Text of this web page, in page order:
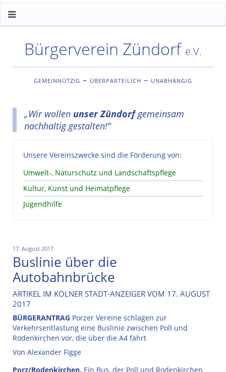
Bürgerverein Zündorf e.V.
gemeinnützig – überparteilich – unabhängig
„Wir wollen unser Zündorfgemeinsam
nachhaltig gestalten!“
Unsere Vereinszwecke sind die Förderung von:
Umwelt-, Naturschutz und Landschaftspflege
Kultur, Kunst und Heimatpflege
Jugendhilfe
17. August 2017
Buslinie über die
Autobahnbrücke
ARTIKEL IM KÖLNER STADT-ANZEIGER VOM 17. AUGUST
2017
BÜRGERANTRAG Porzer Vereine schlagen zur
Verkehrsentlastung eine Buslinie zwischen Poll und
Rodenkirchen vor, die über die A4 fährt
Von Alexander Figge
Porz/Rodenkirchen. Ein Bus, der Poll und Rodenkirchen